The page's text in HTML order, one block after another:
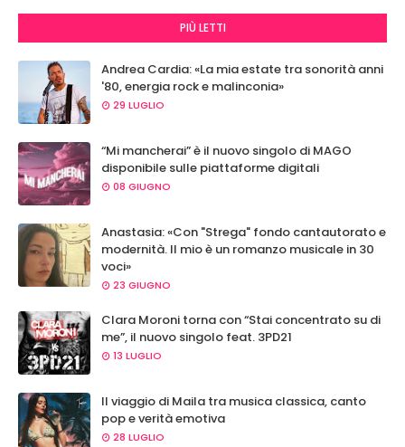
PIÙ LETTI
Andrea Cardia: «La mia estate tra sonorità anni
'80, energia rock e malinconia»
29 LUGLIO
“Mi mancherai” è il nuovo singolo di MAGO
disponibile sulle piattaforme digitali
08 GIUGNO
Anastasia: «Con "Strega" fondo cantautorato e
modernità. Il mio è un romanzo musicale in 30
voci»
23 GIUGNO
Clara Moroni torna con “Stai concentrato su di
me”, il nuovo singolo feat. 3PD21
13 LUGLIO
Il viaggio di Maila tra musica classica, canto
pop e verità emotiva
28 LUGLIO